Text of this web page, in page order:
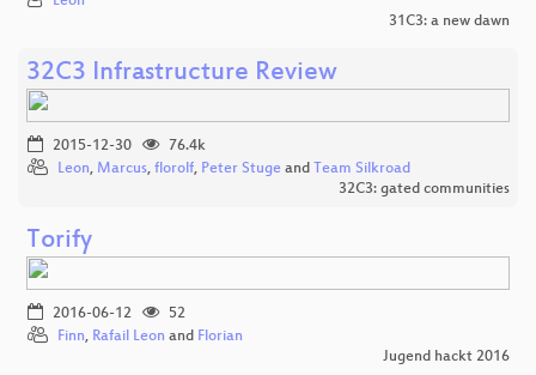
31C3: a new dawn
32C3 Infrastructure Review
2015-12-30
76.4k
Leon, Marcus, florolf, Peter Stuge and Team Silkroad
32C3: gated communities
Torify
2016-06-12
52
Finn, Rafail Leon and Florian
Jugend hackt 2016